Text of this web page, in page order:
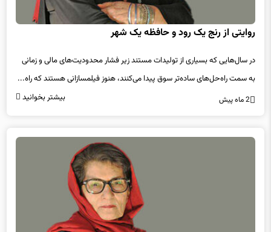
روایتی از رنج یک رود و حافظه یک شهر
در سال‌هایی که بسیاری از تولیدات مستند زیر فشار محدودیت‌های مالی و زمانی
به سمت راه‌حل‌های ساده‌تر سوق پیدا می‌کنند، هنوز فیلمسازانی هستند که راه...
2 ماه پیش بیشتر بخوانید